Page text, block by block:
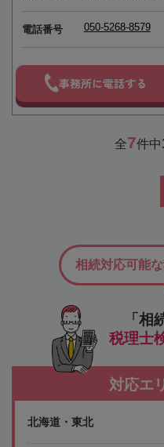
電話番号 050-5268-8579
事務所に電話する
全7件中
「相
税理士
相続対応可能
対応エ
北海道・東北